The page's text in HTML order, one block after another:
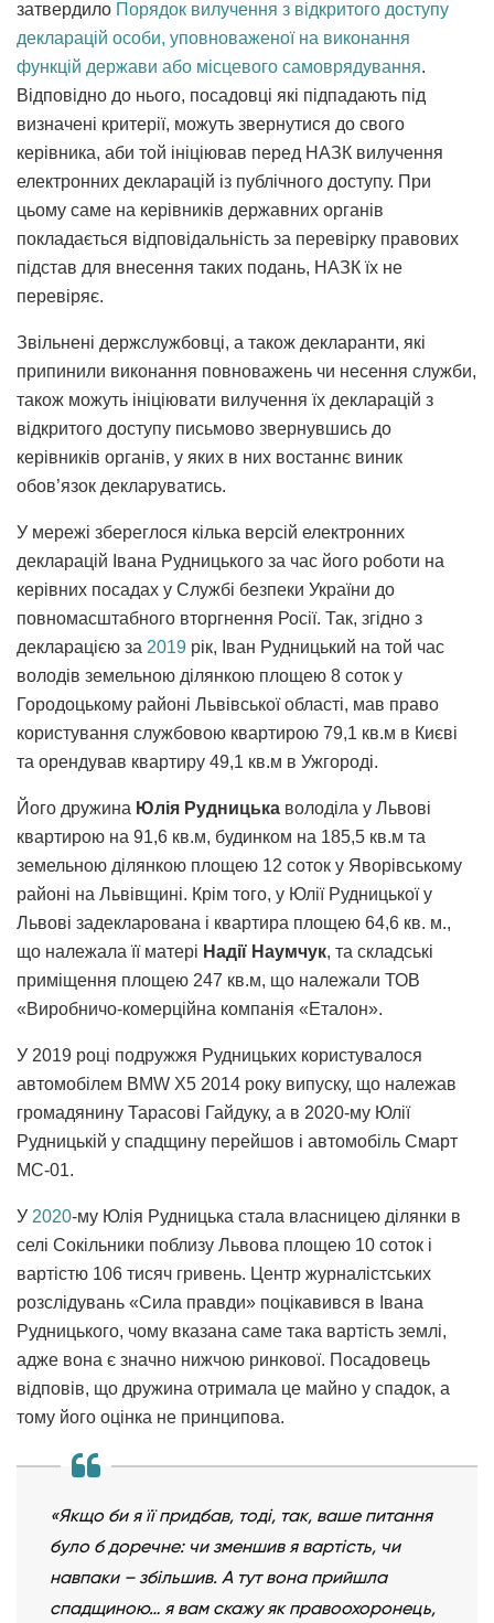
затвердило Порядок вилучення з відкритого доступу
декларацій особи, уповноваженої на виконання
функцій держави або місцевого самоврядування.
Відповідно до нього, посадовці які підпадають під
визначені критерії, можуть звернутися до свого
керівника, аби той ініціював перед НАЗК вилучення
електронних декларацій із публічного доступу. При
цьому саме на керівників державних органів
покладається відповідальність за перевірку правових
підстав для внесення таких подань, НАЗК їх не
перевіряє.
Звільнені держслужбовці, а також декларанти, які
припинили виконання повноважень чи несення служби,
також можуть ініціювати вилучення їх декларацій з
відкритого доступу письмово звернувшись до
керівників органів, у яких в них востаннє виник
обов’язок декларуватись.
У мережі збереглося кілька версій електронних
декларацій Івана Рудницького за час його роботи на
керівних посадах у Службі безпеки України до
повномасштабного вторгнення Росії. Так, згідно з
декларацією за 2019 рік, Іван Рудницький на той час
володів земельною ділянкою площею 8 соток у
Городоцькому районі Львівської області, мав право
користування службовою квартирою 79,1 кв.м в Києві
та орендував квартиру 49,1 кв.м в Ужгороді.
Його дружина Юлія Рудницька володіла у Львові
квартирою на 91,6 кв.м, будинком на 185,5 кв.м та
земельною ділянкою площею 12 соток у Яворівському
районі на Львівщині. Крім того, у Юлії Рудницької у
Львові задекларована і квартира площею 64,6 кв. м.,
що належала її матері Надії Наумчук, та складські
приміщення площею 247 кв.м, що належали ТОВ
«Виробничо-комерційна компанія «Еталон».
У 2019 році подружжя Рудницьких користувалося
автомобілем BMW X5 2014 року випуску, що належав
громадянину Тарасові Гайдуку, а в 2020-му Юлії
Рудницькій у спадщину перейшов і автомобіль Смарт
МС-01.
У 2020-му Юлія Рудницька стала власницею ділянки в
селі Сокільники поблизу Львова площею 10 соток і
вартістю 106 тисяч гривень. Центр журналістських
розслідувань «Сила правди» поцікавився в Івана
Рудницького, чому вказана саме така вартість землі,
адже вона є значно нижчою ринкової. Посадовець
відповів, що дружина отримала це майно у спадок, а
тому його оцінка не принципова.
«Якщо би я її придбав, тоді, так, ваше питання
було б доречне: чи зменшив я вартість, чи
навпаки – збільшив. А тут вона прийшла
спадщиною… я вам скажу як правоохоронець,